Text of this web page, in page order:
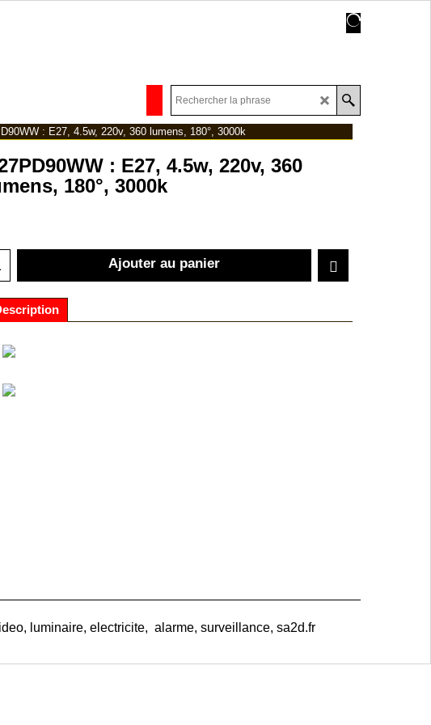
: E27, 4.5w, 220v, 360 lumens, 180°, 3000k
: E27, 4.5w, 220v, 360
180°, 3000k
Ajouter au panier
luminaire, electricite, alarme, surveillance, sa2d.fr